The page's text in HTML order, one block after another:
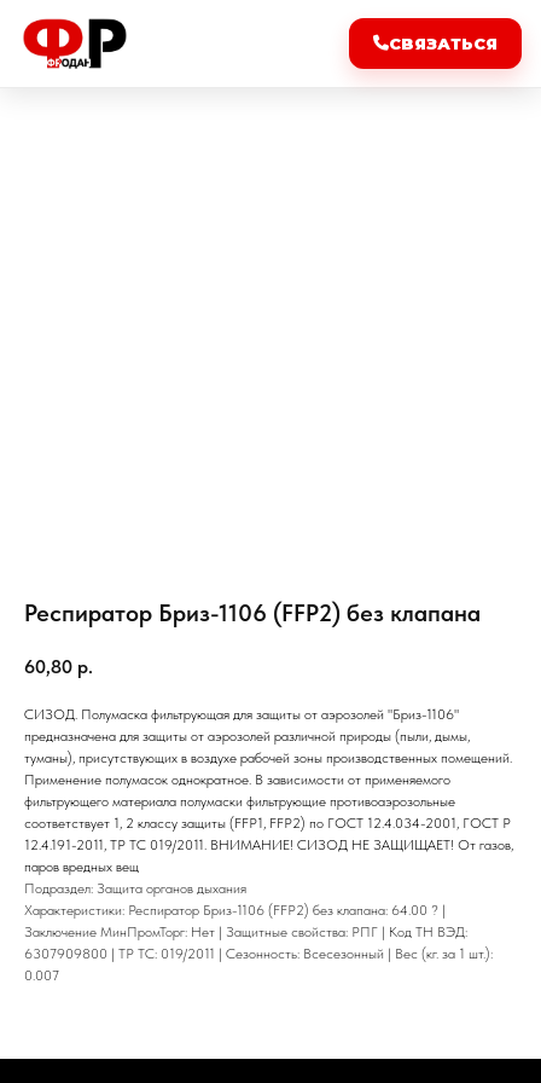
СВЯЗАТЬСЯ
Респиратор Бриз-1106 (FFP2) без клапана
60,80 р.
СИЗОД. Полумаска фильтрующая для защиты от аэрозолей "Бриз-1106"
предназначена для защиты от аэрозолей различной природы (пыли, дымы,
туманы), присутствующих в воздухе рабочей зоны производственных помещений.
Применение полумасок однократное. В зависимости от применяемого
фильтрующего материала полумаски фильтрующие противоаэрозольные
соответствует 1, 2 классу защиты (FFP1, FFP2) по ГОСТ 12.4.034-2001, ГОСТ Р
12.4.191-2011, ТР ТС 019/2011. ВНИМАНИЕ! СИЗОД НЕ ЗАЩИЩАЕТ! От газов,
паров вредных вещ
Подраздел: Защита органов дыхания
Характеристики: Респиратор Бриз-1106 (FFP2) без клапана: 64.00 ? |
Заключение МинПромТорг: Нет | Защитные свойства: РПГ | Код ТН ВЭД:
6307909800 | ТР ТС: 019/2011 | Сезонность: Всесезонный | Вес (кг. за 1 шт.):
0.007